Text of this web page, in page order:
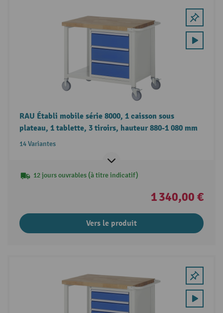
RAU Établi mobile série 8000, 1 caisson sous
plateau, 1 tablette, 3 tiroirs, hauteur 880-1 080 mm
14 Variantes
12 jours ouvrables (à titre indicatif)
1 340,00 €
Vers le produit